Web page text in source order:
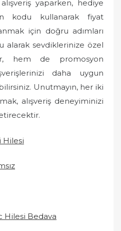
yaparken, hediye
kodu kullanarak fiyat
için doğru adımları
alarak sevdiklerinize özel
hem de promosyon
daha uygun
Unutmayın, her iki
alışveriş deneyiminizi
Hilesi
Hilesi Bedava